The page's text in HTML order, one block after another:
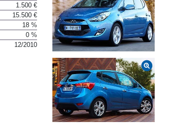
1.500 €
15.500 €
18 %
0 %
12/2010